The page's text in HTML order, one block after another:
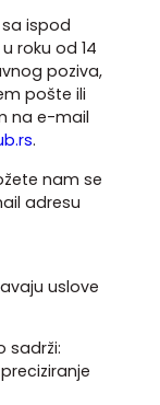
ispod
roku od 14
poziva,
pošte ili
na e-mail
.
nam se
adresu
uslove
sadrži: